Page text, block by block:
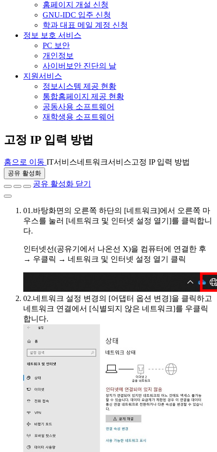
홈페이지 개설 신청
GNU-IDC 입주 신청
학과 대표 메일 계정 신청
정보 보호 서비스
PC 보안
개인정보
사이버보안 진단의 날
지원서비스
정보시스템 제공 현황
통합홈페이지 제공 현황
공동사용 소프트웨어
재학생용 소프트웨어
고정 IP 입력 방법
홈으로 이동 IT서비스네트워크서비스고정 IP 입력 방법
공유 활성화
공유 활성화 닫기
01.바탕화면의 오른쪽 하단의 [네트워크]에서 오른쪽 마
우스를 눌러 [네트워크 및 인터넷 설정 열기]를 클릭합니
다.
인터넷선(공유기에서 나온선 X)을 컴퓨터에 연결한 후
→ 우클릭 → 네트워크 및 인터넷 설정 열기 클릭
02.네트워크 설정 변경의 [어댑터 옵션 변경]을 클릭하고
네트워크 연결에서 [식별되지 않은 네트워크]를 우클릭
합니다.